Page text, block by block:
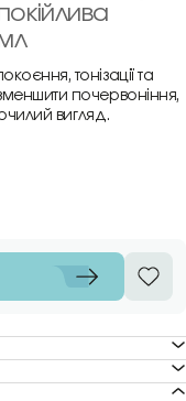
тонізації та
почервоніння,
вигляд.